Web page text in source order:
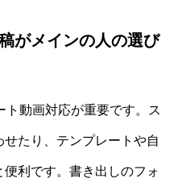
がメインの人の選び
動画対応が重要です。ス
たり、テンプレートや自
利です。書き出しのフォ